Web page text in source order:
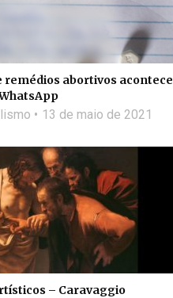
remédios abortivos acontece
13 de maio de 2021
– Caravaggio